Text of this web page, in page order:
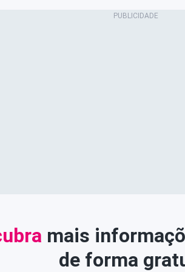
mais
de forma